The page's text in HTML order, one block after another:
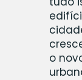
o